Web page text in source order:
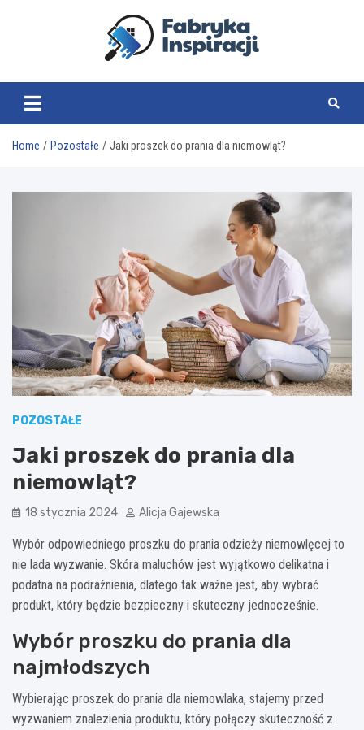
fabrykainspiracji.pl
Home Pozostałe Jaki proszek do prania dla niemowląt?
POZOSTAŁE
Jaki proszek do prania dla
niemowląt?
18 stycznia 2024 Alicja Gajewska
Wybór odpowiedniego proszku do prania odzieży niemowlęcej to
nie lada wyzwanie. Skóra maluchów jest wyjątkowo delikatna i
podatna na podrażnienia, dlatego tak ważne jest, aby wybrać
produkt, który będzie bezpieczny i skuteczny jednocześnie.
Wybór proszku do prania dla
najmłodszych
Wybierając proszek do prania dla niemowlaka, stajemy przed
wyzwaniem znalezienia produktu, który połączy skuteczność z